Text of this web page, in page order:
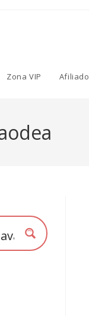
Zona VIP